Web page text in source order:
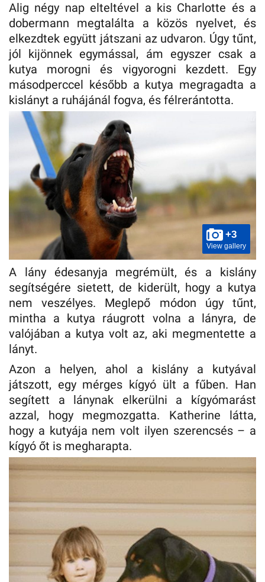
Alig négy nap elteltével a kis Charlotte és a
dobermann megtalálta a közös nyelvet, és
elkezdtek együtt játszani az udvaron. Úgy tűnt,
jól kijönnek egymással, ám egyszer csak a
kutya morogni és vigyorogni kezdett. Egy
másodperccel később a kutya megragadta a
kislányt a ruhájánál fogva, és félrerántotta.
+3
View gallery
A lány édesanyja megrémült, és a kislány
segítségére sietett, de kiderült, hogy a kutya
nem veszélyes. Meglepő módon úgy tűnt,
mintha a kutya ráugrott volna a lányra, de
valójában a kutya volt az, aki megmentette a
lányt.
Azon a helyen, ahol a kislány a kutyával
játszott, egy mérges kígyó ült a fűben. Han
segített a lánynak elkerülni a kígyómarást
azzal, hogy megmozgatta. Katherine látta,
hogy a kutyája nem volt ilyen szerencsés – a
kígyó őt is megharapta.